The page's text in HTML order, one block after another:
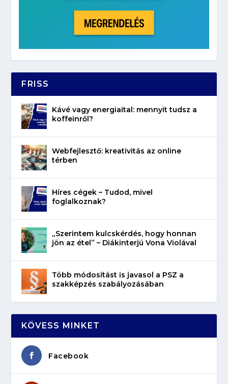
FRISS
Kávé vagy energiaital: mennyit tudsz a
koffeinről?
Webfejlesztő: kreativitás az online
térben
Híres cégek – Tudod, mivel
foglalkoznak?
„Szerintem kulcskérdés, hogy honnan
jön az étel” – Diákinterjú Vona Violával
Több módosítást is javasol a PSZ a
szakképzés szabályozásában
KÖVESS MINKET
Facebook